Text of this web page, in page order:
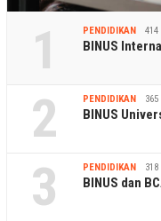
1 PENDIDIKAN
BINUS
2 PENDIDIKAN
BINUS
3 PENDIDIKAN
BINUS dan